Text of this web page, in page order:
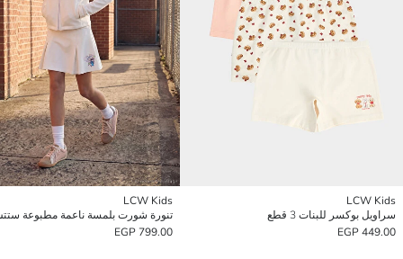
LCW Kids
سراويل بوكسر للبنات 3 قطع
449.00 EGP
LCW Kids
799.00 EGP